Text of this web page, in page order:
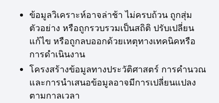
ข้อมูลวิเคราะห์อาจล่าช้า ไม่ครบถ้วน ถูกสุ่ม
ตัวอย่าง หรือถูกรวบรวมเป็นสถิติ ปรับเปลี่ยน
แก้ไข หรือถูกลบออกด้วยเหตุทางเทคนิคหรือ
การดำเนินงาน
โครงสร้างข้อมูลทางประวัติศาสตร์ การคำนวณ
และการนำเสนอข้อมูลอาจมีการเปลี่ยนแปลง
ตามกาลเวลา